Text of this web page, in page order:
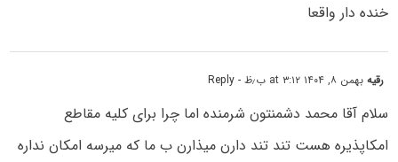
خنده دار واقعا
رقیهبهمن ۸, ۱۴۰۴ at ۳:۱۲ ب٫ظ - Reply
سلام آقا محمد دشمنتون شرمنده اما چرا برای کلیه مقاطع
امکاپذیره هست تند تند دارن میذارن ب ما که میرسه امکان نداره